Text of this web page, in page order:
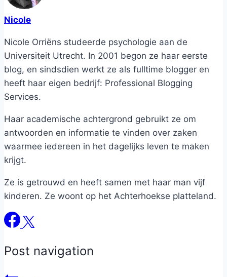
Nicole
Nicole Orriëns studeerde psychologie aan de
Universiteit Utrecht. In 2001 begon ze haar eerste
blog, en sindsdien werkt ze als fulltime blogger en
heeft haar eigen bedrijf: Professional Blogging
Services.
Haar academische achtergrond gebruikt ze om
antwoorden en informatie te vinden over zaken
waarmee iedereen in het dagelijks leven te maken
krijgt.
Ze is getrouwd en heeft samen met haar man vijf
kinderen. Ze woont op het Achterhoekse platteland.
Post navigation